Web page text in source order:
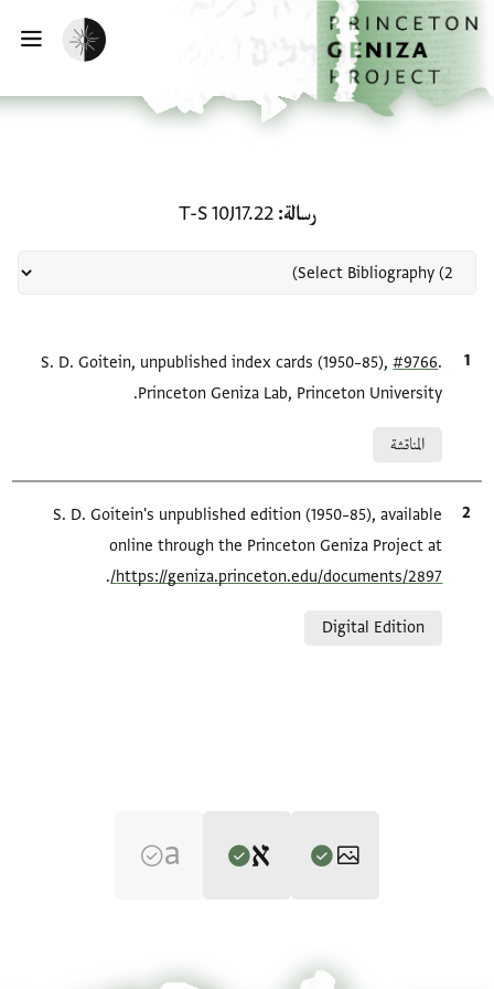
إلى المحتوى الرئيسي
الرئيسية
تفعيل الوضع المظلم
رسالة T-S 10J17.22
الاقتباس المرجعيS. D. Goitein, unpublished index cards (1950–85),#9766
Princeton Geniza Lab, Princeton University.
المناقشة
الاقتباس المرجعي
S. D. Goitein's unpublished edition (1950–85), available
online through the Princeton Geniza Project at
https://geniza.princeton.edu/documents/2897/
.
Digital Edition
S. D. Goitein's unpublished edition (1950–85).